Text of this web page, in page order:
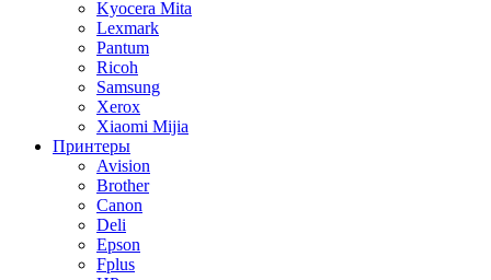
Kyocera Mita
Lexmark
Pantum
Ricoh
Samsung
Xerox
Xiaomi Mijia
Принтеры
Avision
Brother
Canon
Deli
Epson
Fplus